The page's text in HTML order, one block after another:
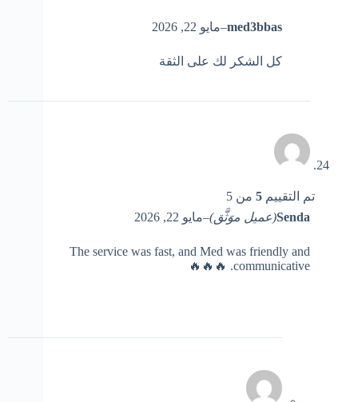
med3bbas
–مايو 22, 2026
كل الشكر لك على الثقة
تم التقييم 5من 5
Senda(عميل موَثَّق)–مايو 22, 2026
The service was fast, and Med was friendly and
communicative. 🔥🔥🔥